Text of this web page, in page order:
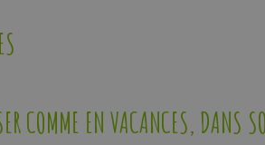
COMME EN VACANCES, DANS